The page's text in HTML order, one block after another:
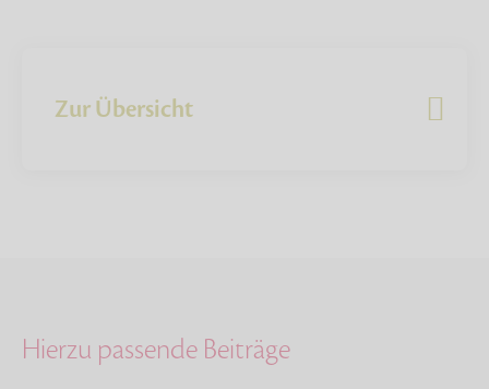
Zur Übersicht
Hierzu passende Beiträge